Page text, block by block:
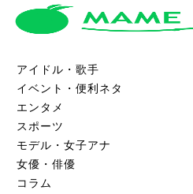
アイドル・歌手
イベント・便利ネタ
エンタメ
スポーツ
モデル・女子アナ
女優・俳優
コラム